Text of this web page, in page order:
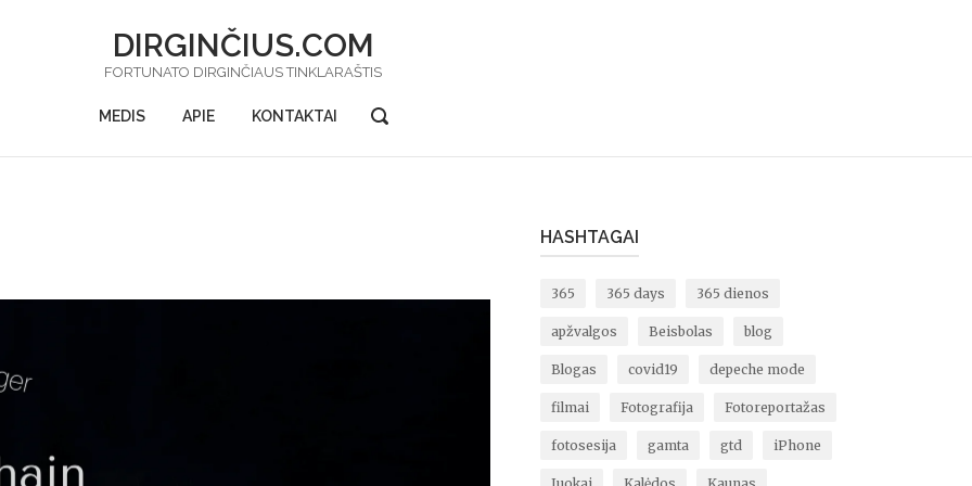
DIRGINČIUS.COM
FORTUNATO DIRGINČIAUS TINKLARAŠTIS
MEDIS APIE KONTAKTAI
OPEN
BAR
HASHTAGAI
365 365 days 365 dienos
apžvalgos Beisbolas blog
Blogas covid19 depeche mode
filmai Fotografija Fotoreportažas
fotosesija gamta gtd iPhone